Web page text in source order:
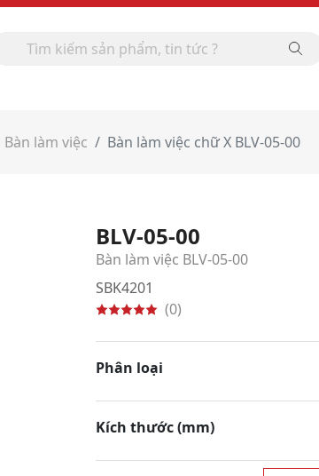
Bàn làm việc Bàn làm việc chữ X BLV-05-00
BLV-05-00
Bàn làm việc BLV-05-00
SBK4201
(0)
Phân loại
Kích thước (mm)